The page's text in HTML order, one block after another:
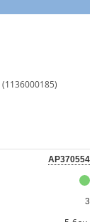
AP370554
3